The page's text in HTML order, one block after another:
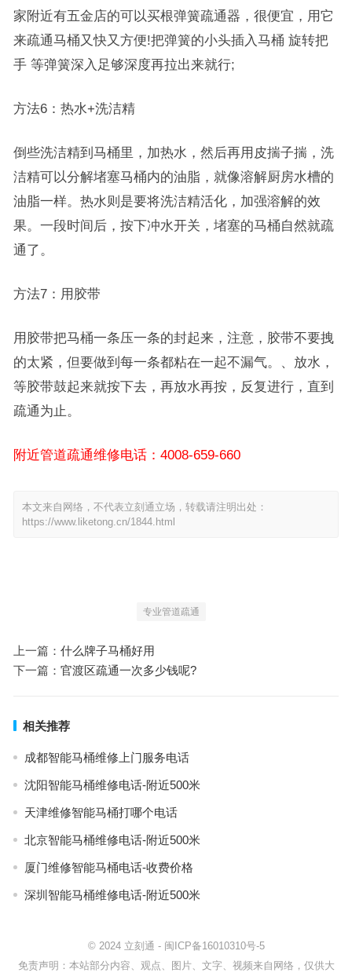
家附近有五金店的可以买根弹簧疏通器，很便宜，用它
来疏通马桶又快又方便!把弹簧的小头插入马桶 旋转把
手 等弹簧深入足够深度再拉出来就行;
方法6：热水+洗洁精
倒些洗洁精到马桶里，加热水，然后再用皮揣子揣，洗
洁精可以分解堵塞马桶内的油脂，就像溶解厨房水槽的
油脂一样。热水则是要将洗洁精活化，加强溶解的效
果。一段时间后，按下冲水开关，堵塞的马桶自然就疏
通了。
方法7：用胶带
用胶带把马桶一条压一条的封起来，注意，胶带不要拽
的太紧，但要做到每一条都粘在一起不漏气。、放水，
等胶带鼓起来就按下去，再放水再按，反复进行，直到
疏通为止。
附近管道疏通维修电话：4008-659-660
本文来自网络，不代表立刻通立场，转载请注明出处：
https://www.liketong.cn/1844.html
专业管道疏通
上一篇： 什么牌子马桶好用
下一篇： 官渡区疏通一次多少钱呢?
相关推荐
成都智能马桶维修上门服务电话
沈阳智能马桶维修电话-附近500米
天津维修智能马桶打哪个电话
北京智能马桶维修电话-附近500米
厦门维修智能马桶电话-收费价格
深圳智能马桶维修电话-附近500米
© 2024 立刻通 - 闽ICP备16010310号-5
免责声明：本站部分内容、观点、图片、文字、视频来自网络，仅供大